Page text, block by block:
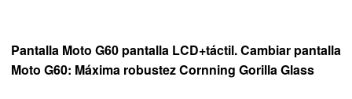
valoración de
un cliente
Pantalla Moto G60 pantalla LCD+táctil. Cambiar pantalla
Moto G60: Máxima robustez Cornning Gorilla Glass